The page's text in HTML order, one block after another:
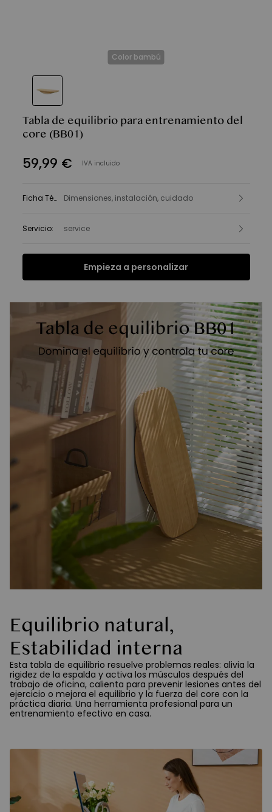
Color bambú
Tabla de equilibrio para entrenamiento del
core (BB01)
59,99 € IVA incluido
Ficha Técnica :
Dimensiones, instalación, cuidado
Servicio: service
Empieza a personalizar
Ficha Técnica
Equilibrio natural,
Estabilidad interna
Esta tabla de equilibrio resuelve problemas reales: alivia la
rigidez de la espalda y activa los músculos después del
trabajo de oficina, calienta para prevenir lesiones antes del
ejercicio o mejora el equilibrio y la fuerza del core con la
práctica diaria. Una herramienta profesional para un
entrenamiento efectivo en casa.